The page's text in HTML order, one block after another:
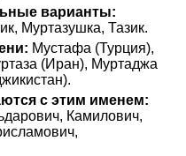
варианты:
Муртазушка, Тазик.
Мустафа (Турция),
(Иран), Муртаджа
с этим именем:
Камилович,